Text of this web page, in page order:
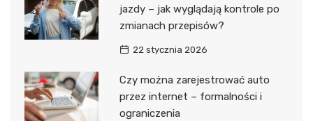
jazdy – jak wyglądają kontrole po
zmianach przepisów?
22 stycznia 2026
Czy można zarejestrować auto
przez internet – formalności i
ograniczenia